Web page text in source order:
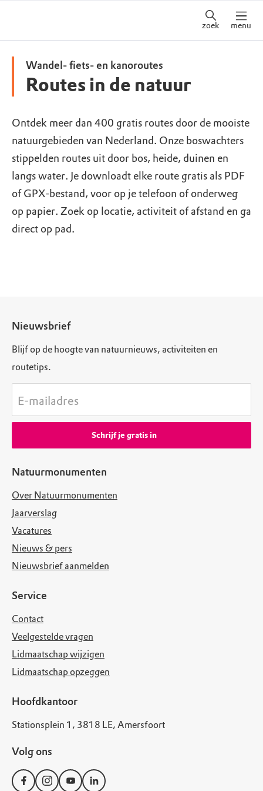
zoek menu
Wandel- fiets- en kanoroutes
Routes in de natuur
Ontdek meer dan 400 gratis routes door de mooiste
natuurgebieden van Nederland. Onze boswachters
stippelden routes uit door bos, heide, duinen en
langs water. Je downloadt elke route gratis als PDF
of GPX-bestand, voor op je telefoon of onderweg
op papier. Zoek op locatie, activiteit of afstand en ga
direct op pad.
Natuurmonumenten
Over Natuurmonumenten
Jaarverslag
Vacatures
Nieuws & pers
Nieuwsbrief aanmelden
Service
Contact
Veelgestelde vragen
Lidmaatschap wijzigen
Lidmaatschap opzeggen
Hoofdkantoor
Stationsplein 1, 3818 LE, Amersfoort
Volg ons
Nieuwsbrief
Blijf op de hoogte van natuurnieuws, activiteiten en
routetips.
E-mailadres
Schrijf je gratis in